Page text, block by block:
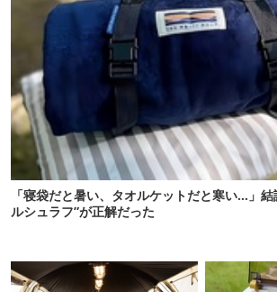
「寝袋だと暑い、タオルケットだと寒い…」
ルシュラフ”が正解だった